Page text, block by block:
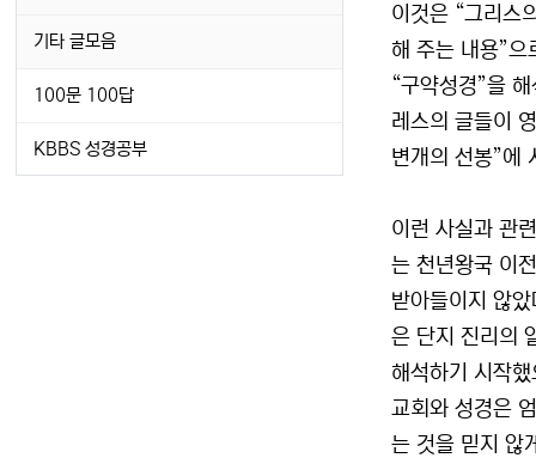
이것은 “그리스
해 주는 내용”
“구약성경”을
레스의 글들이
변개의 선봉”에
이런 사실과 관
는 천년왕국 이
받아들이지 않
은 단지 진리의
해석하기 시작
교회와 성경은
는 것을 믿지 않
기타 글모음
100문 100답
KBBS 성경공부